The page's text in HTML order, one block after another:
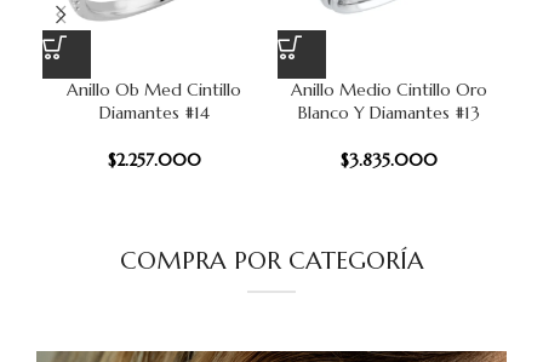
Anillo Ob Med Cintillo
Diamantes #14
$2.257.000
Anillo Medio Cintillo Oro
Blanco Y Diamantes #13
$3.835.000
COMPRA POR CATEGORÍA